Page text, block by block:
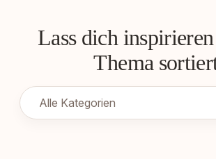
Lass dich
Thema